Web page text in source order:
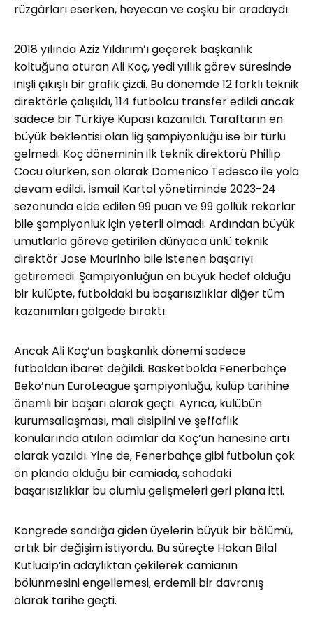
rüzgârları eserken, heyecan ve coşku bir aradaydı.
2018 yılında Aziz Yıldırım’ı geçerek başkanlık
koltuğuna oturan Ali Koç, yedi yıllık görev süresinde
inişli çıkışlı bir grafik çizdi. Bu dönemde 12 farklı teknik
direktörle çalışıldı, 114 futbolcu transfer edildi ancak
sadece bir Türkiye Kupası kazanıldı. Taraftarın en
büyük beklentisi olan lig şampiyonluğu ise bir türlü
gelmedi. Koç döneminin ilk teknik direktörü Phillip
Cocu olurken, son olarak Domenico Tedesco ile yola
devam edildi. İsmail Kartal yönetiminde 2023-24
sezonunda elde edilen 99 puan ve 99 gollük rekorlar
bile şampiyonluk için yeterli olmadı. Ardından büyük
umutlarla göreve getirilen dünyaca ünlü teknik
direktör Jose Mourinho bile istenen başarıyı
getiremedi. Şampiyonluğun en büyük hedef olduğu
bir kulüpte, futboldaki bu başarısızlıklar diğer tüm
kazanımları gölgede bıraktı.
Ancak Ali Koç’un başkanlık dönemi sadece
futboldan ibaret değildi. Basketbolda Fenerbahçe
Beko’nun EuroLeague şampiyonluğu, kulüp tarihine
önemli bir başarı olarak geçti. Ayrıca, kulübün
kurumsallaşması, mali disiplini ve şeffaflık
konularında atılan adımlar da Koç’un hanesine artı
olarak yazıldı. Yine de, Fenerbahçe gibi futbolun çok
ön planda olduğu bir camiada, sahadaki
başarısızlıklar bu olumlu gelişmeleri geri plana itti.
Kongrede sandığa giden üyelerin büyük bir bölümü,
artık bir değişim istiyordu. Bu süreçte Hakan Bilal
Kutlualp’in adaylıktan çekilerek camianın
bölünmesini engellemesi, erdemli bir davranış
olarak tarihe geçti.